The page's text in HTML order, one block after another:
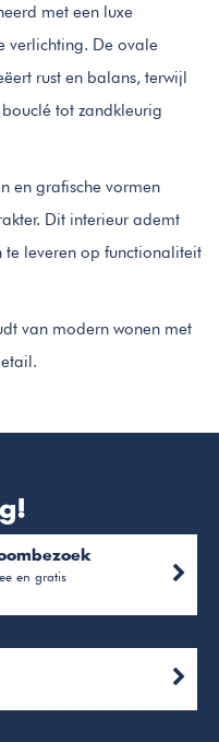
met een luxe
verlichting. De ovale
rust en balans, terwijl
tot zandkleurig
en grafische vormen
Dit interieur ademt
te leveren op functionaliteit
van modern wonen met
en gratis